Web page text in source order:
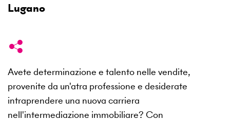
Lugano
Avete determinazione e talento nelle vendite,
provenite da un'atra professione e desiderate
intraprendere una nuova carriera
nell'intermediazione immobiliare? Con